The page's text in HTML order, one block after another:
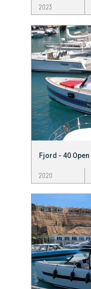
2023
Fjord - 40 Open
2020